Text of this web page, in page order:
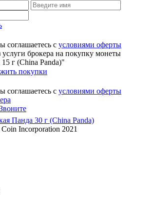
соглашаетесь с условиями оферты
услуги брокера на покупку монеты
г (China Panda)"
покупки
соглашаетесь с условиями оферты
Панда 30 г (China Panda)
Incorporation 2021